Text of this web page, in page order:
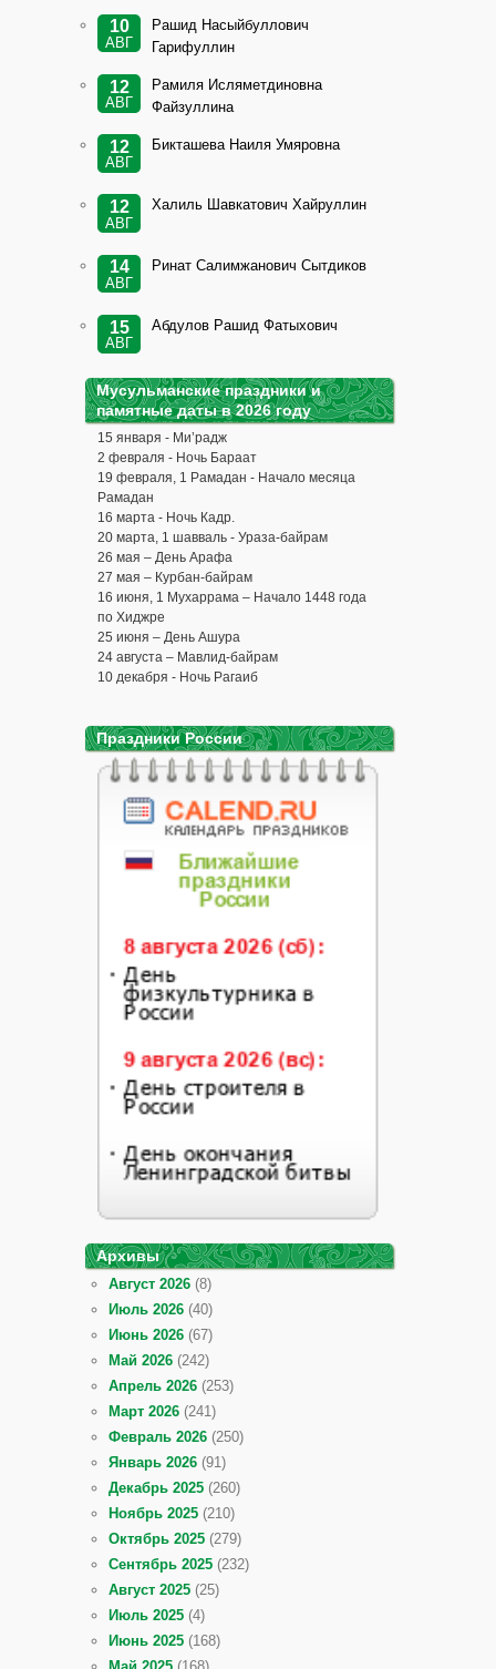
10
АВГ
Рашид Насыйбуллович
Гарифуллин
12
АВГ
Рамиля Исляметдиновна
Файзуллина
12
АВГ
Бикташева Наиля Умяровна
12
АВГ
Халиль Шавкатович Хайруллин
14
АВГ
Ринат Салимжанович Сытдиков
15
АВГ
Абдулов Рашид Фатыхович
Мусульманские праздники и
памятные даты в 2026 году
15 января - Ми’радж
2 февраля - Ночь Бараат
19 февраля, 1 Рамадан - Начало месяца
Рамадан
16 марта - Ночь Кадр.
20 марта, 1 шавваль - Ураза-байрам
26 мая – День Арафа
27 мая – Курбан-байрам
16 июня, 1 Мухаррама – Начало 1448 года
по Хиджре
25 июня – День Ашура
24 августа – Мавлид-байрам
10 декабря - Ночь Рагаиб
Праздники России
Архивы
Август 2026 (8)
Июль 2026 (40)
Июнь 2026 (67)
Май 2026 (242)
Апрель 2026 (253)
Март 2026 (241)
Февраль 2026 (250)
Январь 2026 (91)
Декабрь 2025 (260)
Ноябрь 2025 (210)
Октябрь 2025 (279)
Сентябрь 2025 (232)
Август 2025 (25)
Июль 2025 (4)
Июнь 2025 (168)